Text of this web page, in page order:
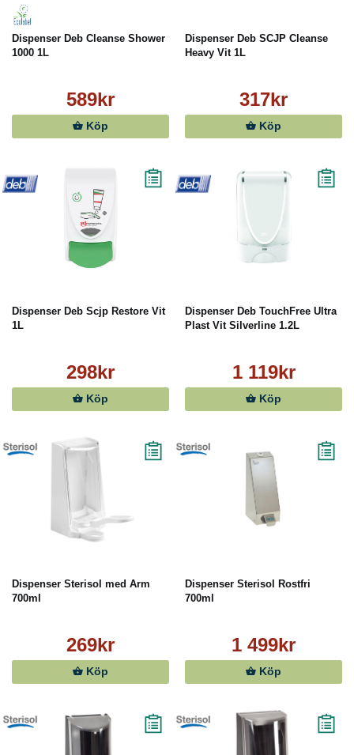
Dispenser Deb Cleanse Shower
1000 1L
589kr
Köp
Dispenser Deb SCJP Cleanse
Heavy Vit 1L
317kr
Köp
Dispenser Deb Scjp Restore Vit
1L
298kr
Köp
Dispenser Deb TouchFree Ultra
Plast Vit Silverline 1.2L
1 119kr
Köp
Dispenser Sterisol med Arm
700ml
269kr
Köp
Dispenser Sterisol Rostfri
700ml
1 499kr
Köp